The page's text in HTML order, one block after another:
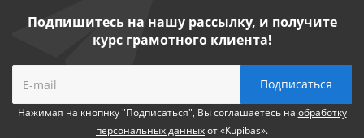
Подпишитесь на нашу рассылку, и получите
курс грамотного клиента!
Нажимая на кнопнку "Подписаться", Вы соглашаетесь на обработку
персональных данныхот «Kupibas».